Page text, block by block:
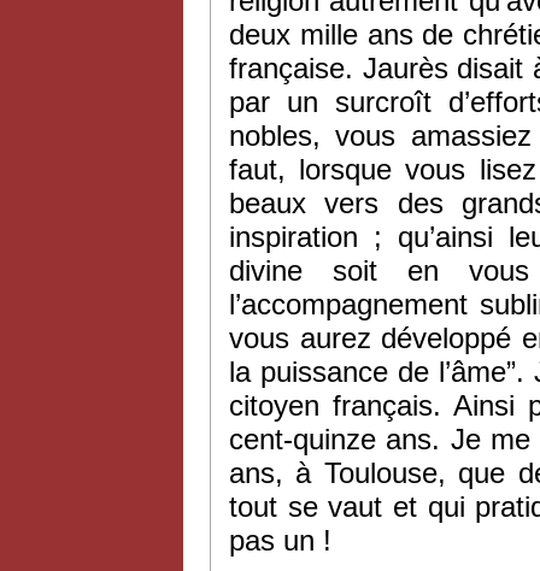
deux mille ans de
française. Jaurès disait
par un surcroît
nobles, vous
faut, lorsque vous
beaux vers des
inspiration ; qu’ainsi
divine soit en
l’accompagnement
vous aurez développé
la puissance de
citoyen français. Ainsi
cent-quinze ans. Je
ans, à Toulouse, que
tout se vaut et qui
pas un !